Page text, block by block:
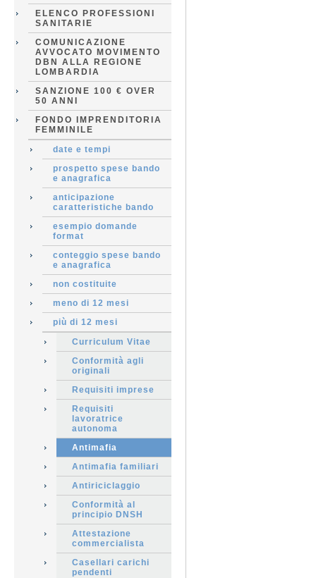
ELENCO PROFESSIONI
SANITARIE
COMUNICAZIONE
AVVOCATO MOVIMENTO
DBN ALLA REGIONE
LOMBARDIA
SANZIONE 100 € OVER
50 ANNI
FONDO IMPRENDITORIA
FEMMINILE
date e tempi
prospetto spese bando
e anagrafica
anticipazione
caratteristiche bando
esempio domande
format
conteggio spese bando
e anagrafica
non costituite
meno di 12 mesi
più di 12 mesi
Curriculum Vitae
Conformità agli
originali
Requisiti imprese
Requisiti
lavoratrice
autonoma
Antimafia
Antimafia familiari
Antiriciclaggio
Conformità al
principio DNSH
Attestazione
commercialista
Casellari carichi
pendenti